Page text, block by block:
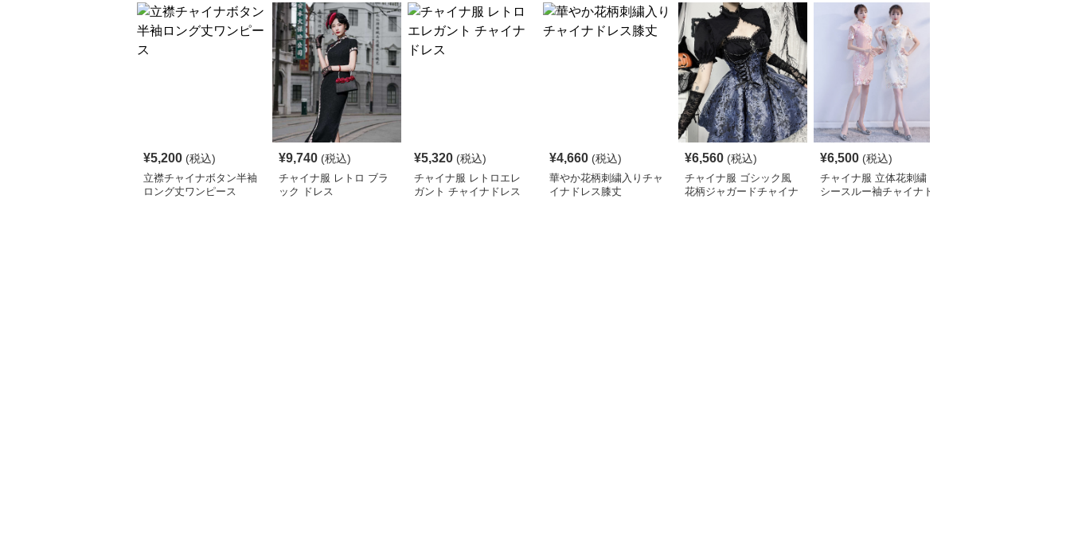
¥5,200 (税込)
立襟チャイナボタン半袖
ロング丈ワンピース
¥9,740 (税込)
チャイナ服 レトロ ブラ
ック ドレス
¥5,320 (税込)
チャイナ服 レトロエレ
ガント チャイナドレス
¥4,660 (税込)
華やか花柄刺繍入りチャ
イナドレス膝丈
¥6,560 (税込)
チャイナ服 ゴシック風
花柄ジャガードチャイナ
¥6,500 (税込)
チャイナ服 立体花刺繍
シースルー袖チャイナド